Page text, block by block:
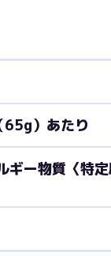
）あたり
ギー物質〈特